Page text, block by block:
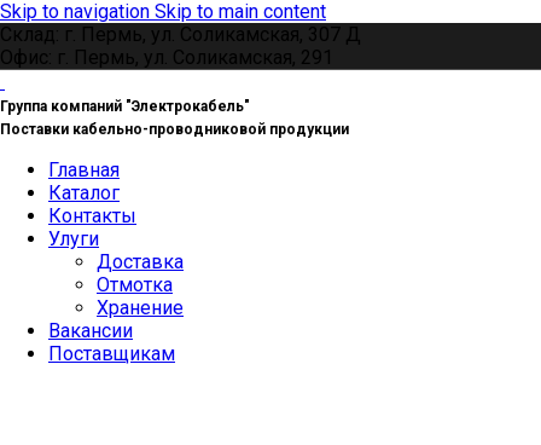
Skip to navigation Skip to main content
Склад: г. Пермь, ул. Соликамская, 307 Д
Офис: г. Пермь, ул. Соликамская, 291
Группа компаний "Электрокабель"
Поставки кабельно-проводниковой продукции
Главная
Каталог
Контакты
Улуги
Доставка
Отмотка
Хранение
Вакансии
Поставщикам